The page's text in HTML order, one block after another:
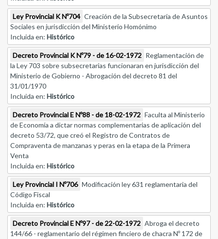
Ley Provincial K Nº704 Creación de la Subsecretaría de Asuntos
Sociales en jurisdicción del Ministerio Homónimo
Incluida en: Histórico
Decreto Provincial K Nº79 - de 16-02-1972 Reglamentación de
la Ley 703 sobre subsecretarias funcionaran en jurisdicción del
Ministerio de Gobierno - Abrogación del decreto 81 del
31/01/1970
Incluida en: Histórico
Decreto Provincial E Nº88 - de 18-02-1972 Faculta al Ministerio
de Economía a dictar normas complementarias de aplicación del
decreto 53/72, que creó el Registro de Contratos de
Compraventa de manzanas y peras en la etapa de la Primera
Venta
Incluida en: Histórico
Ley Provincial I Nº706 Modificación ley 631 reglamentaria del
Código Fiscal
Incluida en: Histórico
Decreto Provincial E Nº97 - de 22-02-1972 Abroga el decreto
144/66 - reglamentario del régimen finciero de chacra Nº 172 de